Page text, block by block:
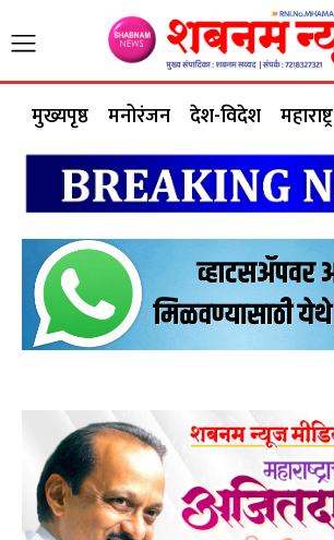
मुख्यपृष्ठ मनोरंजन देश-विदेश महाराष्ट्र